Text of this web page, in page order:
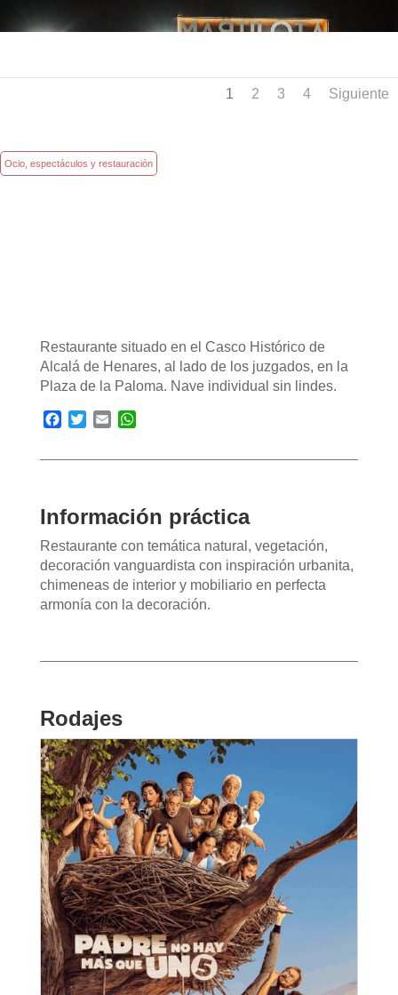
1 2 3 4 Siguiente
Ocio, espectáculos y restauración
Restaurante situado en el Casco Histórico de
Alcalá de Henares, al lado de los juzgados, en la
Plaza de la Paloma. Nave individual sin lindes.
Facebook
TwitterEmail
Información práctica
Restaurante con temática natural, vegetación,
decoración vanguardista con inspiración urbanita,
chimeneas de interior y mobiliario en perfecta
armonía con la decoración.
Rodajes